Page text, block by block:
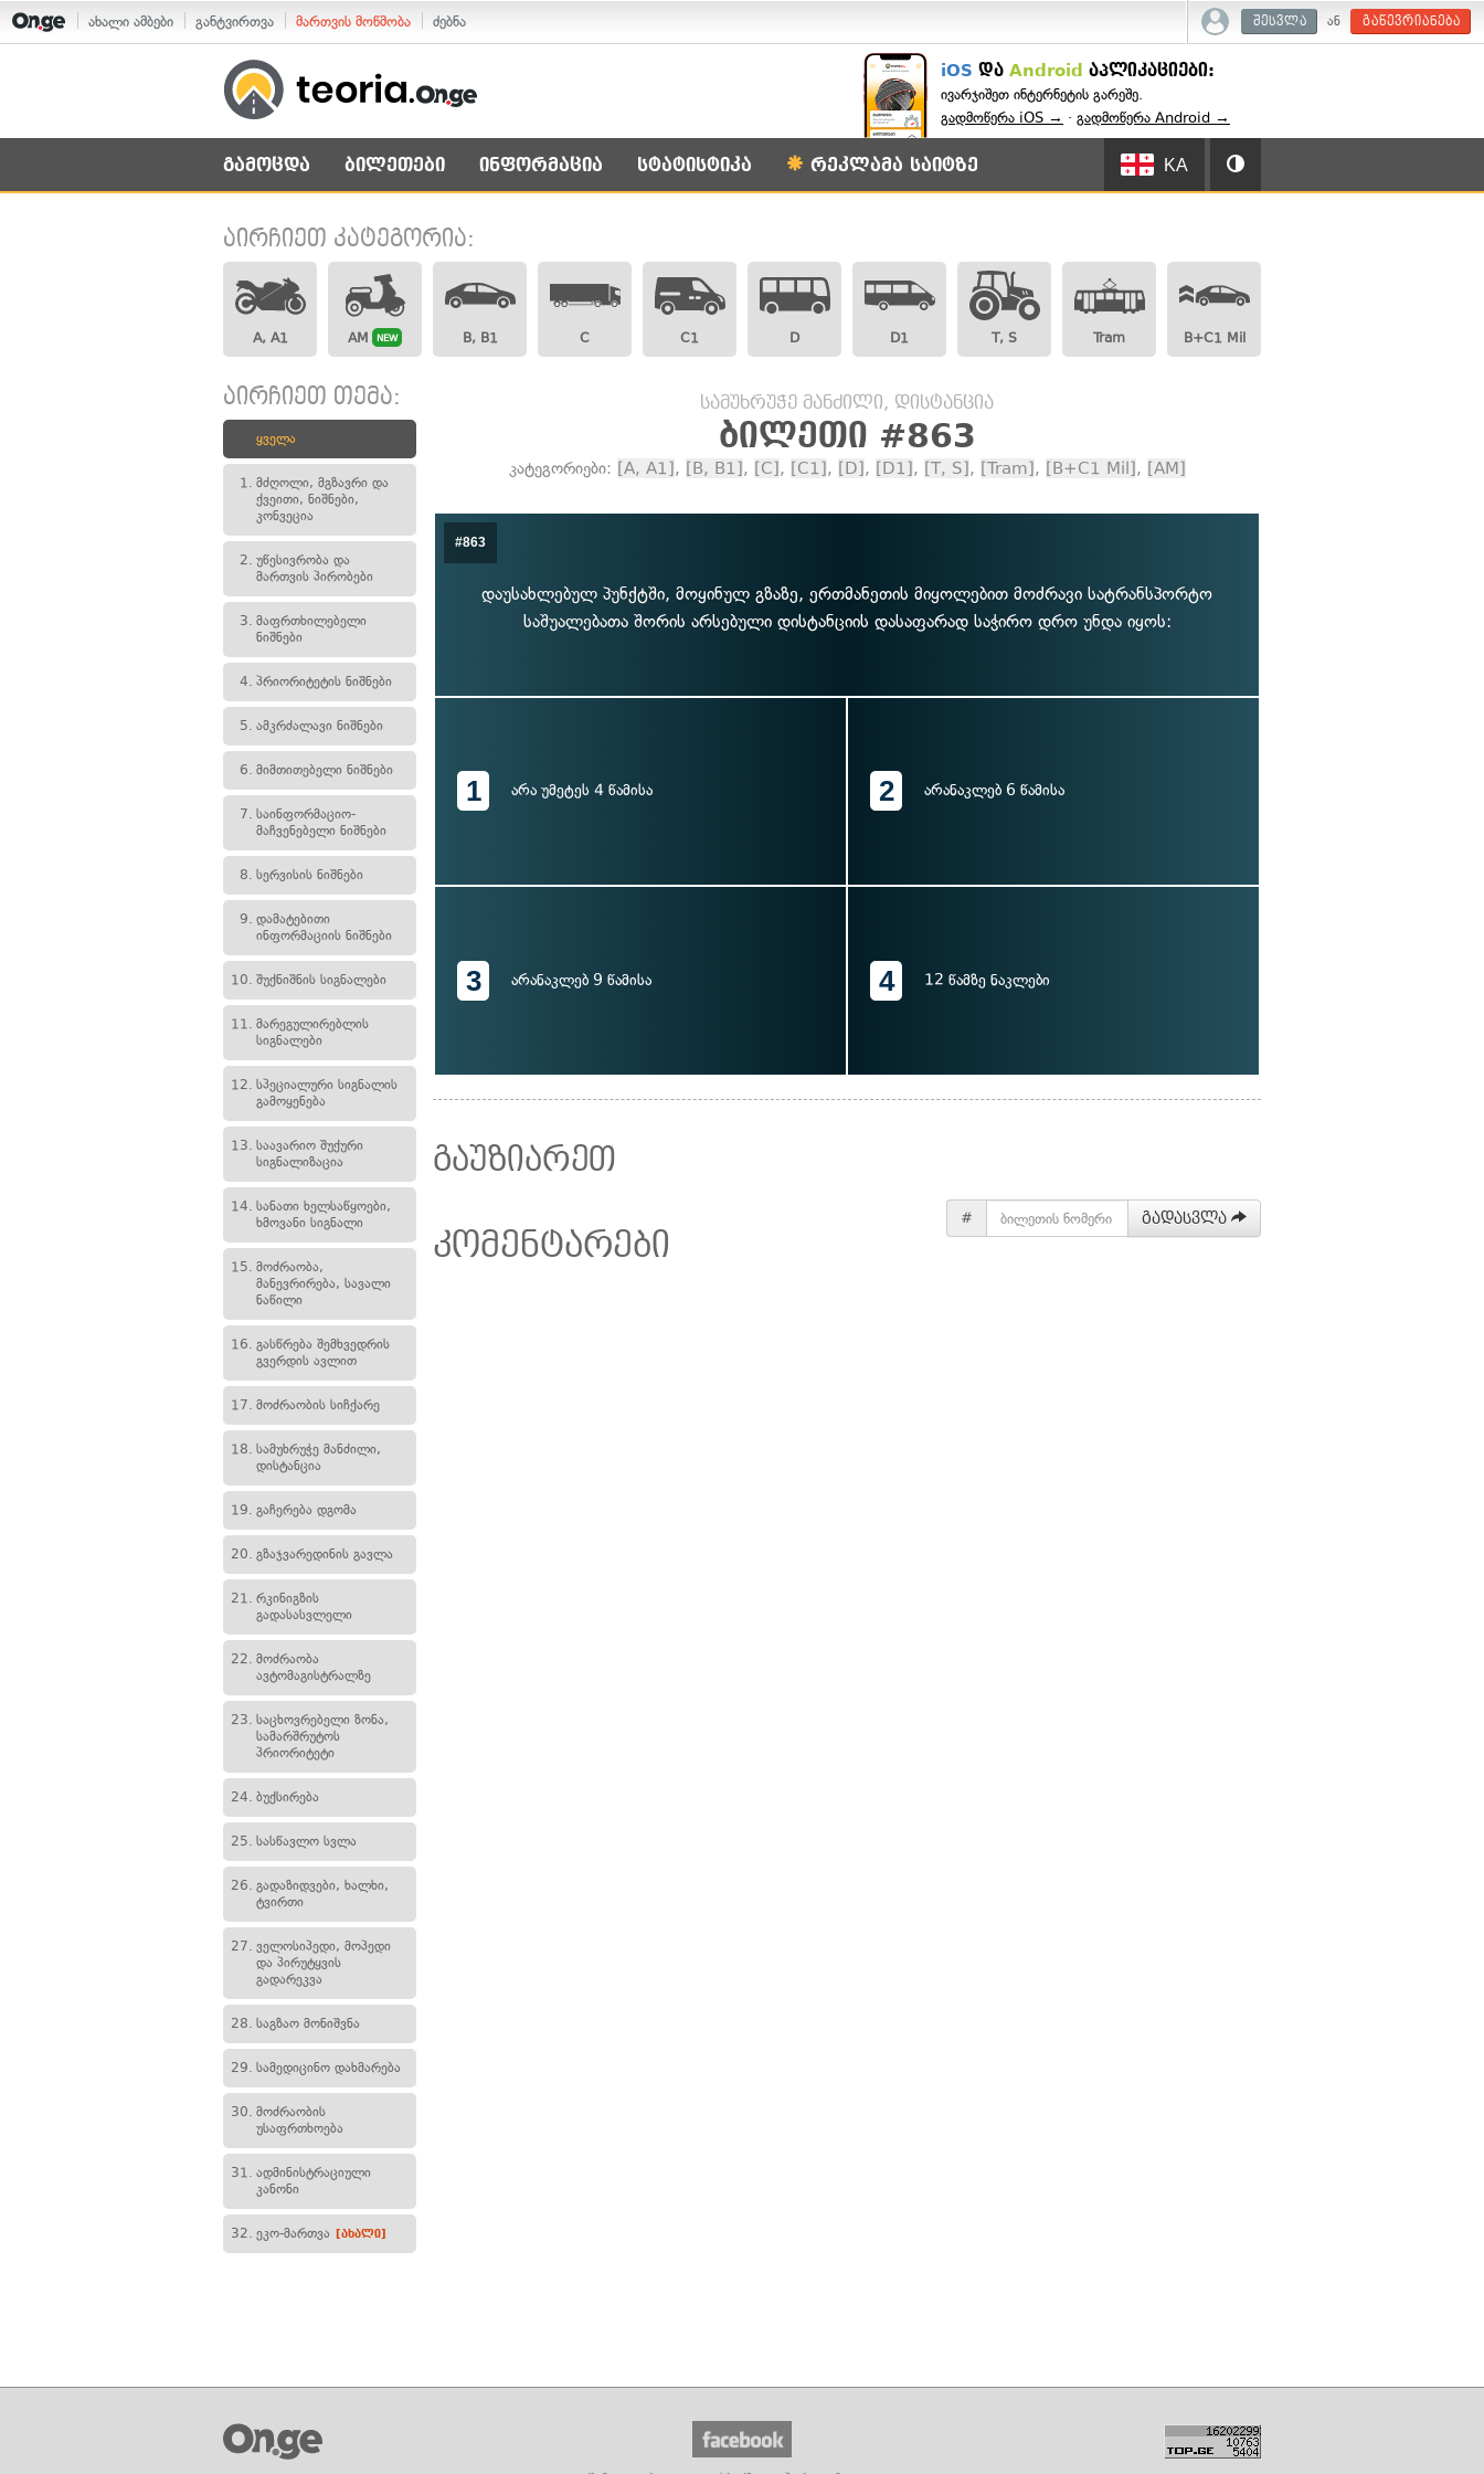
ახალი ამბები განტვირთვა მართვის მოწმობა ძებნა შესვლა ან გაწევრიანება
iOS და Android აპლიკაციები:
ივარჯიშეთ ინტერნეტის გარეშე.
გადმოწერა iOS → · გადმოწერა Android →
გამოცდა ბილეთები ინფორმაცია სტატისტიკა რეკლამა საიტზე KA
აირჩიეთ კატეგორია:
A, A1 AM NEW B, B1 C C1 D D1 T, S Tram B+C1 Mil
აირჩიეთ თემა:
ყველა
1. მძღოლი, მგზავრი და
ქვეითი, ნიშნები,
კონვეცია
2. უწესივრობა და
მართვის პირობები
3. მაფრთხილებელი
ნიშნები
4. პრიორიტეტის ნიშნები
5. ამკრძალავი ნიშნები
6. მიმთითებელი ნიშნები
7. საინფორმაციო-
მაჩვენებელი ნიშნები
8. სერვისის ნიშნები
9. დამატებითი
ინფორმაციის ნიშნები
10. შუქნიშნის სიგნალები
11. მარეგულირებლის
სიგნალები
12. სპეციალური სიგნალის
გამოყენება
13. საავარიო შუქური
სიგნალიზაცია
14. სანათი ხელსაწყოები,
ხმოვანი სიგნალი
15. მოძრაობა,
მანევრირება, სავალი
ნაწილი
16. გასწრება შემხვედრის
გვერდის ავლით
17. მოძრაობის სიჩქარე
18. სამუხრუჭე მანძილი,
დისტანცია
19. გაჩერება დგომა
20. გზაჯვარედინის გავლა
21. რკინიგზის
გადასასვლელი
22. მოძრაობა
ავტომაგისტრალზე
23. საცხოვრებელი ზონა,
სამარშრუტოს
პრიორიტეტი
24. ბუქსირება
25. სასწავლო სვლა
26. გადაზიდვები, ხალხი,
ტვირთი
27. ველოსიპედი, მოპედი
და პირუტყვის
გადარეკვა
28. საგზაო მონიშვნა
29. სამედიცინო დახმარება
30. მოძრაობის
უსაფრთხოება
31. ადმინისტრაციული
კანონი
32. ეკო-მართვა [ახალი]
სამუხრუჭე მანძილი, დისტანცია
ბილეთი #863
კატეგორიები: [A, A1], [B, B1], [C], [C1], [D], [D1], [T, S], [Tram], [B+C1 Mil], [AM]
#863
დაუსახლებულ პუნქტში, მოყინულ გზაზე, ერთმანეთის მიყოლებით მოძრავი სატრანსპორტო
საშუალებათა შორის არსებული დისტანციის დასაფარად საჭირო დრო უნდა იყოს:
1 არა უმეტეს 4 წამისა 2 არანაკლებ 6 წამისა
3 არანაკლებ 9 წამისა 4 12 წამზე ნაკლები
# გადასვლა
გაუზიარეთ
კომენტარები